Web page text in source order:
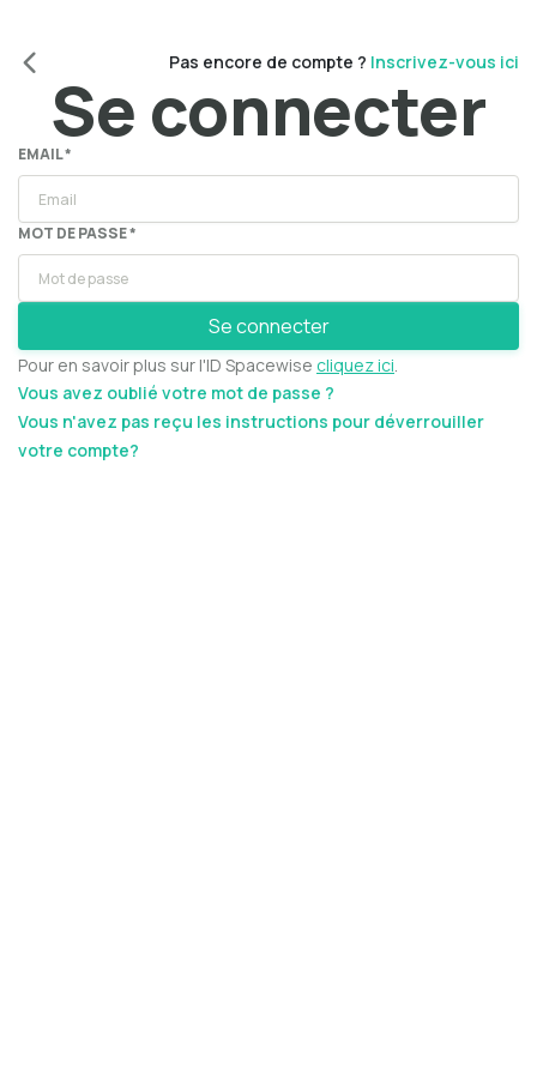
Pas encore de compte ? Inscrivez-vous ici
Se connecter
EMAIL *
MOT DE PASSE *
Se connecter
Pour en savoir plus sur l'ID Spacewise cliquez ici.
Vous avez oublié votre mot de passe ?
Vous n'avez pas reçu les instructions pour déverrouiller
votre compte?